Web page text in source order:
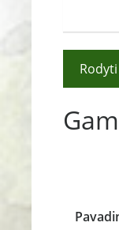
Rodyti